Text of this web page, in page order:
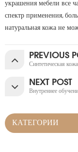
украшения мебели все
спектр применения,
натуральная кожа не
PREVIOUS
Синтетическая
NEXT POST
Внутреннее
КАТЕГОРИИ